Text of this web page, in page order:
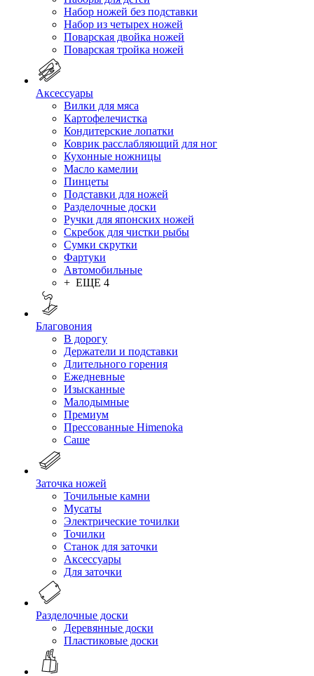
Набор ножей без подставки
Набор из четырех ножей
Поварская двойка ножей
Поварская тройка ножей
Аксессуары
Вилки для мяса
Картофелечистка
Кондитерские лопатки
Коврик расслабляющий для ног
Кухонные ножницы
Масло камелии
Пинцеты
Подставки для ножей
Разделочные доски
Ручки для японских ножей
Скребок для чистки рыбы
Сумки скрутки
Фартуки
Автомобильные
+ ЕЩЕ 4
Благовония
В дорогу
Держатели и подставки
Длительного горения
Ежедневные
Изысканные
Малодымные
Премиум
Прессованные Himenoka
Саше
Заточка ножей
Точильные камни
Мусаты
Электрические точилки
Точилки
Станок для заточки
Аксессуары
Для заточки
Разделочные доски
Деревянные доски
Пластиковые доски